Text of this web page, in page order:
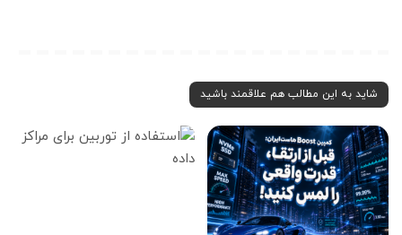
شاید به این مطالب هم علاقمند باشید